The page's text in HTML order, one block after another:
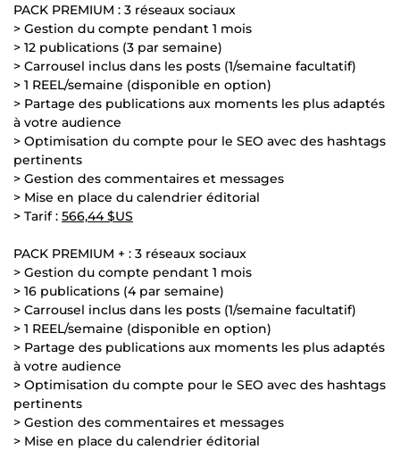
PACK PREMIUM : 3 réseaux sociaux
> Gestion du compte pendant 1 mois
> 12 publications (3 par semaine)
> Carrousel inclus dans les posts (1/semaine facultatif)
> 1 REEL/semaine (disponible en option)
> Partage des publications aux moments les plus adaptés
à votre audience
> Optimisation du compte pour le SEO avec des hashtags
pertinents
> Gestion des commentaires et messages
> Mise en place du calendrier éditorial
> Tarif : 566,44 $US
PACK PREMIUM + : 3 réseaux sociaux
> Gestion du compte pendant 1 mois
> 16 publications (4 par semaine)
> Carrousel inclus dans les posts (1/semaine facultatif)
> 1 REEL/semaine (disponible en option)
> Partage des publications aux moments les plus adaptés
à votre audience
> Optimisation du compte pour le SEO avec des hashtags
pertinents
> Gestion des commentaires et messages
> Mise en place du calendrier éditorial